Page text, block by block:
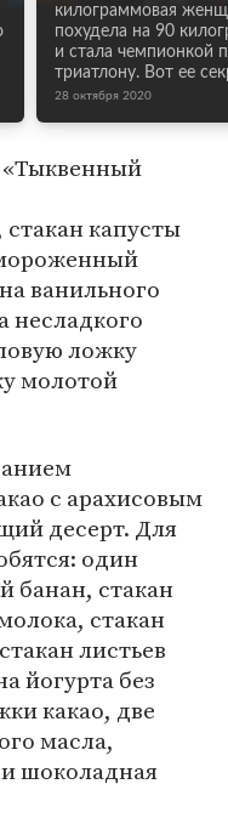
килограммовая
похудела на 90
и стала чемпионкой
триатлону. Вот ее
28 октября 2020
«Тыквенный
капусты
ванильного
несладкого
ложку
молотой
с арахисовым
десерт. Для
один
банан, стакан
стакан
листьев
йогурта без
какао, две
масла,
шоколадная